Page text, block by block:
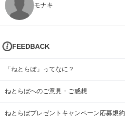
モナキ
FEEDBACK
「ねとらぼ」ってなに？
ねとらぼへのご意見・ご感想
ねとらぼプレゼントキャンペーン応募規約